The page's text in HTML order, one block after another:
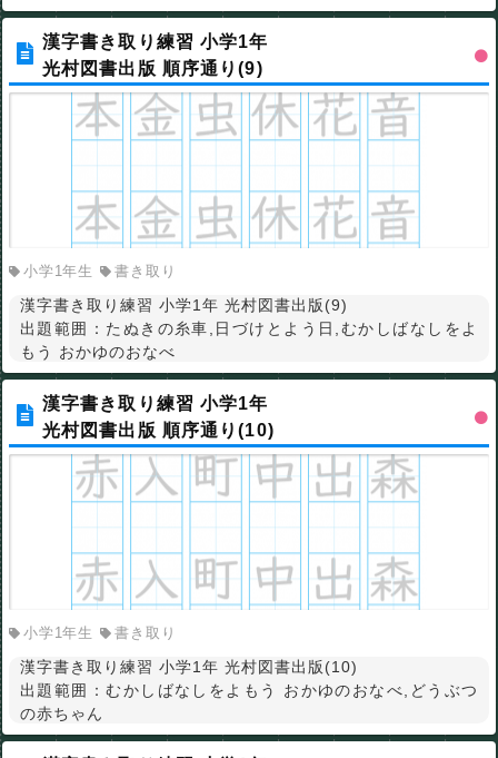
漢字書き取り練習 小学1年
光村図書出版 順序通り(9)
小学1年生 書き取り
漢字書き取り練習 小学1年 光村図書出版(9)
出題範囲：たぬきの糸車,日づけとよう日,むかしばなしをよ
もう おかゆのおなべ
漢字書き取り練習 小学1年
光村図書出版 順序通り(10)
小学1年生 書き取り
漢字書き取り練習 小学1年 光村図書出版(10)
出題範囲：むかしばなしをよもう おかゆのおなべ,どうぶつ
の赤ちゃん